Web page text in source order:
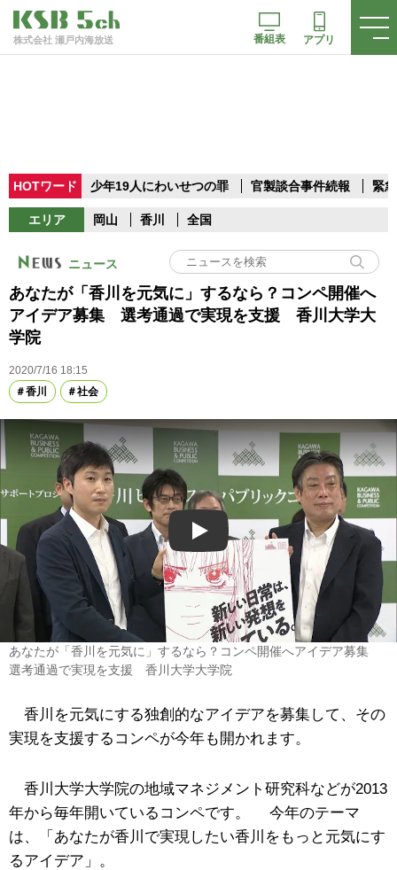
株式会社 瀬戸内海放送 番組表 アプリ
HOTワード 少年19人にわいせつの罪 官製談合事件続報 緊
エリア 岡山 香川 全国
ニュース
あなたが「香川を元気に」するなら？コンペ開催へ
アイデア募集 選考通過で実現を支援 香川大学大
学院
2020/7/16 18:15
香川
社会
Play
あなたが「香川を元気に」するなら？コンペ開催へアイデア募集
選考通過で実現を支援 香川大学大学院
香川を元気にする独創的なアイデアを募集して、その
実現を支援するコンペが今年も開かれます。
香川大学大学院の地域マネジメント研究科などが2013
年から毎年開いているコンペです。 今年のテーマ
は、「あなたが香川で実現したい香川をもっと元気にす
るアイデア」。